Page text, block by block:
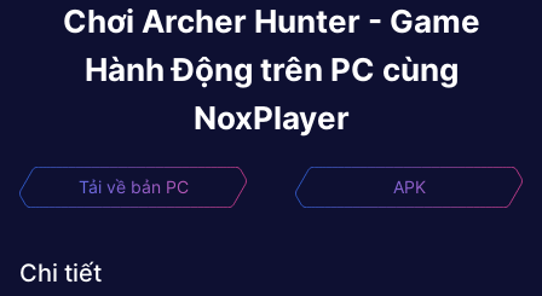
Chơi Archer Hunter - Game
Hành Động trên PC cùng
NoxPlayer
Tải về bản PC APK
Chi tiết